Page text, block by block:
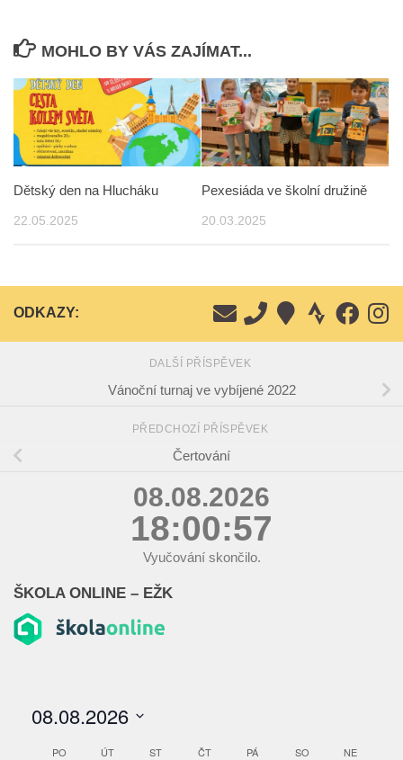
MOHLO BY VÁS ZAJÍMAT...
Dětský den na Hlucháku
22.05.2025
Pexesiáda ve školní družině
20.03.2025
ODKAZY:
DALŠÍ PŘÍSPĚVEK
Vánoční turnaj ve vybíjené 2022
PŘEDCHOZÍ PŘÍSPĚVEK
Čertování
08.08.2026
18:00:58
Vyučování skončilo.
ŠKOLA ONLINE – EŽK